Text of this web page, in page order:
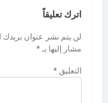
اترك تعليقاً
لن يتم نشر عنوان بريدك
مشار إليها بـ *
التعليق *